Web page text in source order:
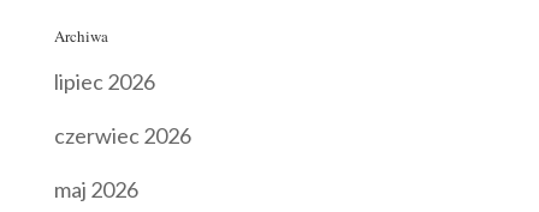
Archiwa
lipiec 2026
czerwiec 2026
maj 2026